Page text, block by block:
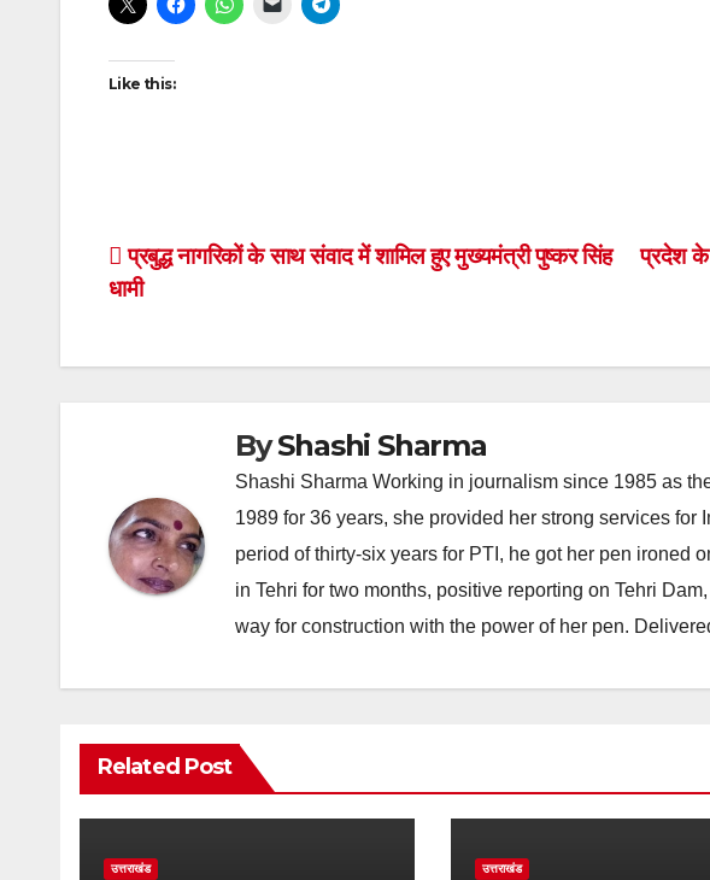
Like this:
Post
प्रदेश के
प्रबुद्ध नागरिकों के साथ संवाद में शामिल हुए मुख्यमंत्री पुष्कर सिंह
धामी
ByShashi Sharma
Shashi Sharma Working in journalism since 1985 as
1989 for 36 years, she provided her strong services
period of thirty-six years for PTI, he got her pen ironed
in Tehri for two months, positive reporting on Tehri
way for construction with the power of her pen.
Related Post
उत्तराखंड उत्तराखंड